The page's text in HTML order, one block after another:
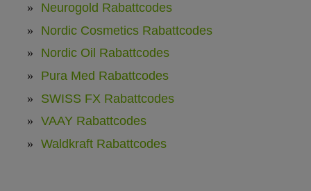
Neurogold Rabattcodes
Nordic Cosmetics Rabattcodes
Nordic Oil Rabattcodes
Pura Med Rabattcodes
SWISS FX Rabattcodes
VAAY Rabattcodes
Waldkraft Rabattcodes